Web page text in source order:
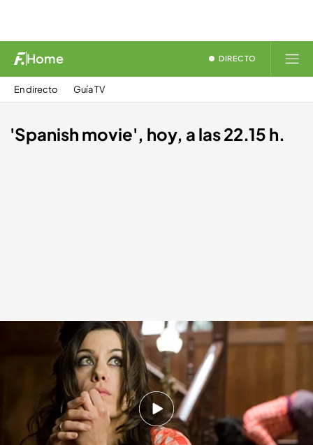
Home DIRECTO
En directo Guía TV
'Spanish movie', hoy, a las 22.15 h.
07 MAY 2013 - 14:05h.
Compartir